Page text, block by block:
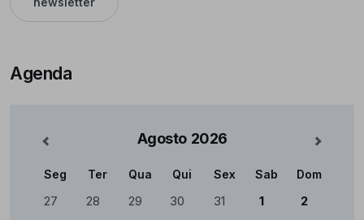
Agenda
Agosto 2026 Mês
Calendário
Seg Ter Qua Qui Sex Sab Dom
27 28 29 30 31 1 2